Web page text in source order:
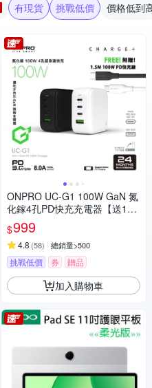
有現貨 挑戰低價 價格低到
ONPRO UC-G1 100W GaN 氮
化鎵4孔PD快充充電器【送100
W快充線】
$999
4.8 (58) 總銷量>500
挑戰低價 券 贈品
加入購物車